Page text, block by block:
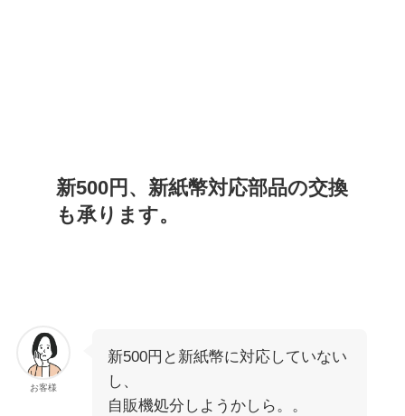
新500円、新紙幣対応部品の交換
も承ります。
お客様
新500円と新紙幣に対応していない
し、
自販機処分しようかしら。。